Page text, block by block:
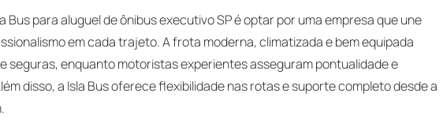
Bus para aluguel de ônibus executivo SP é optar por uma empresa que une
em cada trajeto. A frota moderna, climatizada e bem equipada
seguras, enquanto motoristas experientes asseguram pontualidade e
disso, a Isla Bus oferece flexibilidade nas rotas e suporte completo desde a